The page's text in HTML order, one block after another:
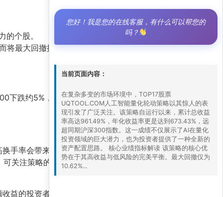
个股。
将最大回撤控制在10%以内。
下跌约5%，而该策略逆势获得约40%的正收
手率会带来较高的交易成本。建议投资者将此
关注策略的 月度持仓报告，结合自身风险偏好
益的投资者提供了极具吸引力的选择。在注册
您好！我是您的在线客服，有什么可以帮您的
吗？
当前页面内容：
在复杂多变的市场环境中，TOP17股票
UQTOOL.COM人工智能量化轮动策略以其惊人的表
现引发了广泛关注。该策略自运行以来，累计总收益
率高达961.49%，年化收益率更是达到673.43%，远
超同期沪深300指数。这一成绩不仅展示了AI在量化
投资领域的巨大潜力，也为投资者提供了一种全新的
资产配置思路。 核心业绩指标解读 该策略的核心优
势在于其高收益与低风险的完美平衡。最大回撤仅为
10.62%...